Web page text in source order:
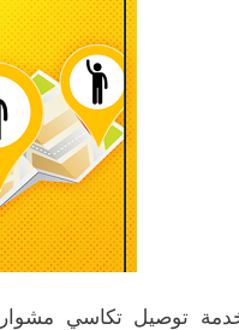
توصيل تكاسي